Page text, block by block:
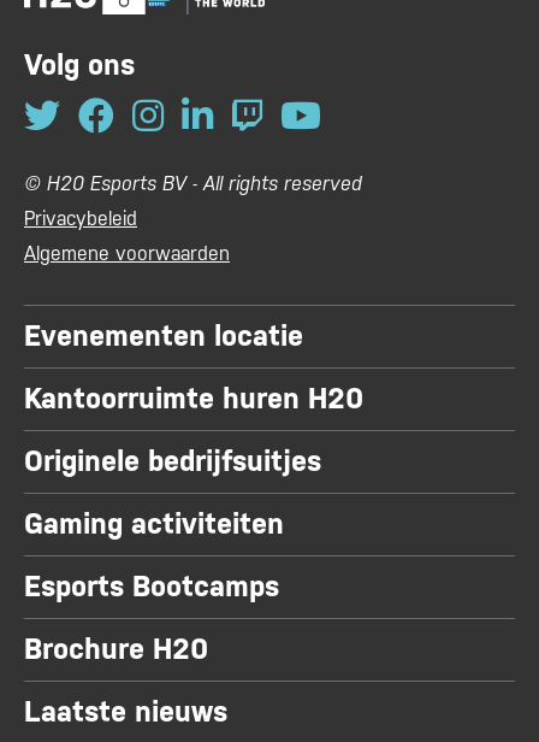
Volg ons
© H20 Esports BV - All rights reserved
Privacybeleid
Algemene voorwaarden
Evenementen locatie
Kantoorruimte huren H20
Originele bedrijfsuitjes
Gaming activiteiten
Esports Bootcamps
Brochure H20
Laatste nieuws